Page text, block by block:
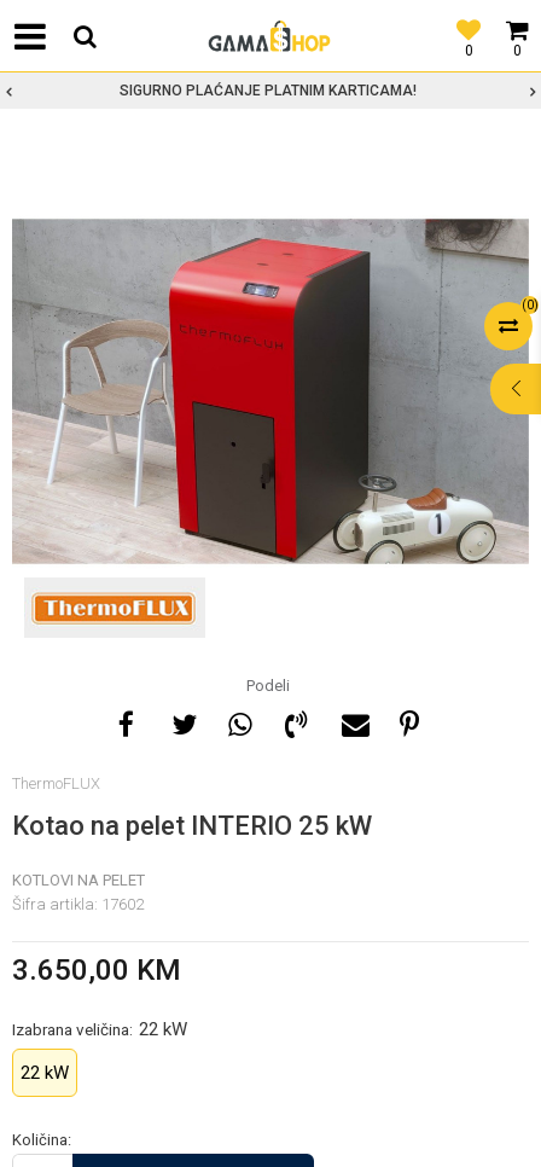
0
0
SIGURNO PLAĆANJE PLATNIM KARTICAMA!
(0)
Podeli
ThermoFLUX
Kotao na pelet INTERIO 25 kW
KOTLOVI NA PELET
Šifra artikla: 17602
3.650,00 KM
Izabrana veličina: 22 kW
22 kW
Količina:
POMOĆ PRI
KUPOVINI
nedelje